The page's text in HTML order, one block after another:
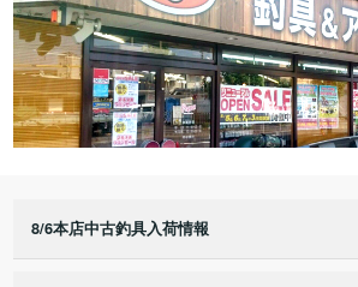
8/6本店中古釣具入荷情報